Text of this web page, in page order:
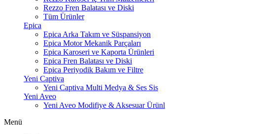
Rezzo Fren Balatası ve Diski
Tüm Ürünler
Epica
Epica Arka Takım ve Süspansiyon
Epica Motor Mekanik Parçaları
Epica Karoseri ve Kaporta Ürünleri
Epica Fren Balatası ve Diski
Epica Periyodik Bakım ve Filtre
Yeni Captiva
Yeni Captiva Multi Medya & Ses Sis
Yeni Aveo
Yeni Aveo Modifiye & Aksesuar Ürünl
Menü